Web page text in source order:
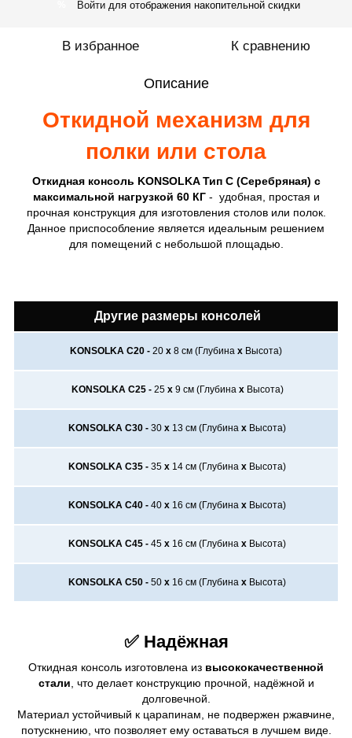
Войти для отображения накопительной скидки
В избранное К сравнению
Описание
Откидной механизм для
полки или стола
Откидная консоль KONSOLKA Тип С (Серебряная) с
максимальной нагрузкой 60 КГ- удобная, простая и
прочная конструкция для изготовления столов или полок.
Данное приспособление является идеальным решением
для помещений с небольшой площадью.
Другие размеры консолей
KONSOLKA C20 - 20 х 8 см (Глубина х Высота)
KONSOLKA C25 - 25 х 9 см (Глубина х Высота)
KONSOLKA C30 - 30 х 13 см (Глубина х Высота)
KONSOLKA C35 - 35 х 14 см (Глубина х Высота)
KONSOLKA C40 - 40 х 16 см (Глубина х Высота)
KONSOLKA C45 - 45 х 16 см (Глубина х Высота)
KONSOLKA C50 - 50 х 16 см (Глубина х Высота)
✅ Надёжная
Откидная консоль изготовлена из высококачественной
стали , что делает конструкцию прочной, надёжной и
долговечной.
Материал устойчивый к царапинам, не подвержен ржавчине,
потускнению, что позволяет ему оставаться в лучшем виде.